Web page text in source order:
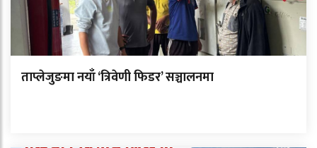
ताप्लेजुङमा नयाँ ‘त्रिवेणी फिडर’ सञ्चालनमा